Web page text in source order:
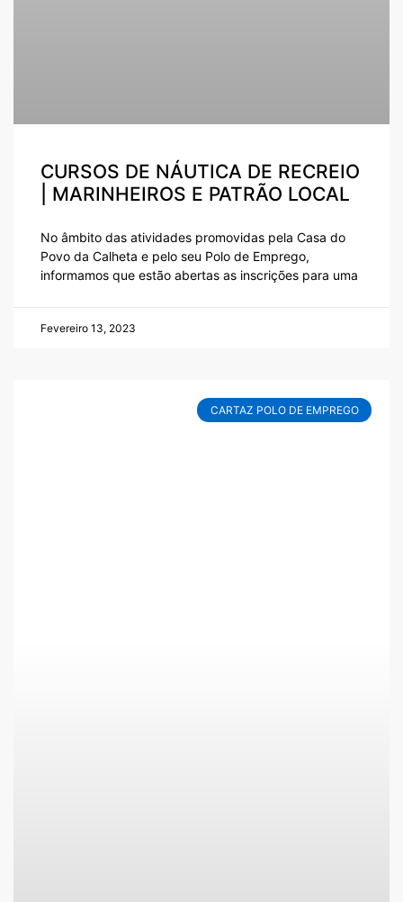
CURSOS DE NÁUTICA DE RECREIO
| MARINHEIROS E PATRÃO LOCAL
No âmbito das atividades promovidas pela Casa do
Povo da Calheta e pelo seu Polo de Emprego,
informamos que estão abertas as inscrições para uma
Fevereiro 13, 2023
CARTAZ POLO DE EMPREGO